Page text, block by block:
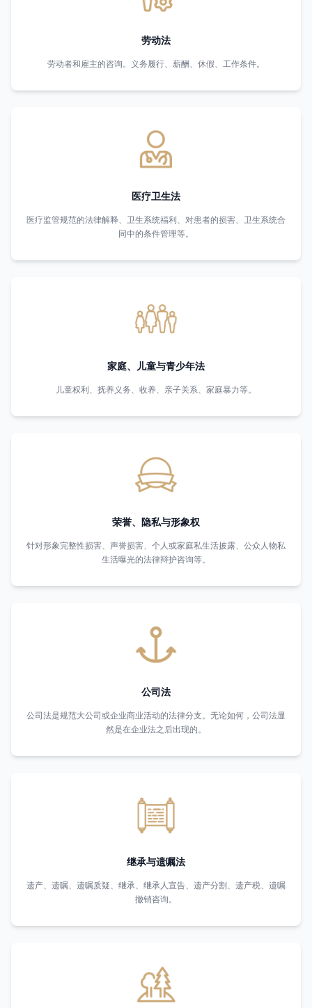
劳动法
劳动者和雇主的咨询。义务履行、薪酬、休假、工作条件。
医疗卫生法
医疗监管规范的法律解释、卫生系统福利、对患者的损害、卫生系统合
同中的条件管理等。
家庭、儿童与青少年法
儿童权利、抚养义务、收养、亲子关系、家庭暴力等。
荣誉、隐私与形象权
针对形象完整性损害、声誉损害、个人或家庭私生活披露、公众人物私
生活曝光的法律辩护咨询等。
公司法
公司法是规范大公司或企业商业活动的法律分支。无论如何，公司法显
然是在企业法之后出现的。
继承与遗嘱法
遗产、遗嘱、遗嘱质疑、继承、继承人宣告、遗产分割、遗产税、遗嘱
撤销咨询。